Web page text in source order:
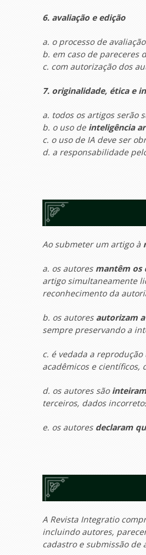
6. avaliação e edição
a. o processo de
b. em caso de pareceres
c. com autorização dos
7. originalidade, ética e
a. todos os artigos serão
b. o uso de inteligência
c. o uso de IA deve ser
d. a responsabilidade
Ao submeter um artigo à
a. os autores mantêm os
artigo simultaneamente
reconhecimento da
b. os autores autorizam
sempre preservando a
c. é vedada a
acadêmicos e científicos,
d. os autores são
terceiros, dados
e. os autores declaram
A Revista Integratio
incluindo autores,
cadastro e submissão de